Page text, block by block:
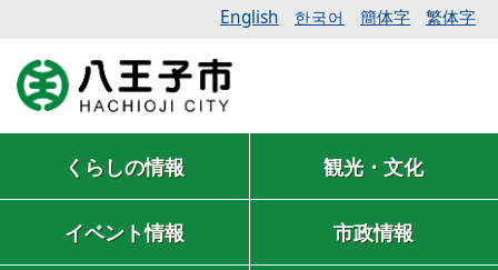
English 한국어 簡体字 繁体字
くらしの情報 観光・文化
イベント情報 市政情報